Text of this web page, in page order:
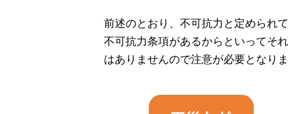
前述のとおり、不可抗力と定められ
不可抗力条項があるからといってそ
はありませんので注意が必要となりま